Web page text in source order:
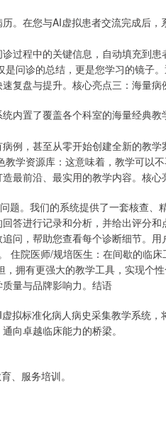
。在您与AI虚拟患者交流完成后
过程中的关键信息，自动填充到
问诊的总结，更是您学习的镜子
复盘与提升。核心亮点三：海量
内置了覆盖各个科室的海量经典
例，甚至从零开始创建全新的教
学资源库：这意味着，教学可以
最前沿、最实用的教学内容。核
题。我们的系统提供了一套核查、
答进行记录和分析，并给出评分
问，帮助您查看每个诊断细节。
住院医师/规培医生：在间歇的临
拥有更强大的教学工具，实现个
量与品牌影响力。结语
拟标准化病人病史采集教学系统
向卓越临床能力的桥梁。
、服务培训。